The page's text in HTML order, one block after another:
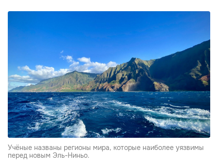
Учёные названы регионы мира, которые наиболее уязвимы
перед новым Эль-Ниньо.